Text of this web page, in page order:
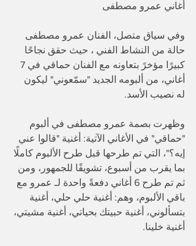
أغاني عمرو مصطفى
وفي سياق متصل، الفنان عمرو مصطفى
حالة من النشاط الفني ، حيث حقق نجاحًا
أغاني، من ألبومه الجديد "سمّعوني" ليكون
له نصيب الأسد.
وظهرت بصمة عمرو مصطفى في ألبوم
"حماقي" في الأغاني الآتية: أغنية "قالوا عني
إيه؟"، التي تم طرحها قبل طرح الألبوم كاملًا
بما يقرب من أسبوع، تشويقًا للجمهور، ومن
ثم تم طرح 6 أغاني دفعةً واحدة لـ عمرو مع
باقي الألبوم، وهم: أغنية حلي حلي، أغنية
بتسألوني، أغنية حبيتك بحياتي، أغنية مشيتي،
أغنية خلينا.